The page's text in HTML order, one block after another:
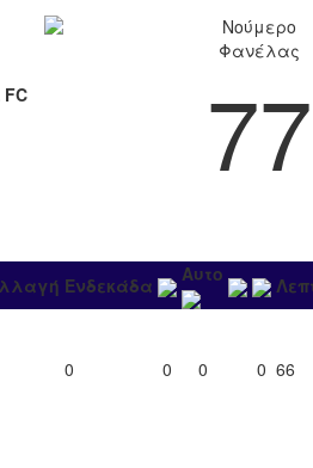
FC
Νούμερο
Φανέλας
77
Ενδεκάδα Αυτο
0 0 0 0 66